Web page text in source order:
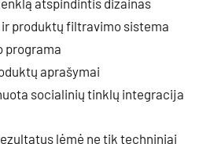
atspindintis dizainas
produktų filtravimo sistema
programa
aprašymai
socialinių tinklų integracija
lėmė ne tik techniniai